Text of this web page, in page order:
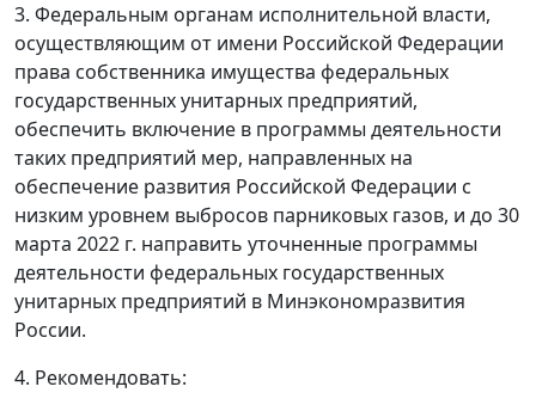
3. Федеральным органам исполнительной власти,
осуществляющим от имени Российской Федерации
права собственника имущества федеральных
государственных унитарных предприятий,
обеспечить включение в программы деятельности
таких предприятий мер, направленных на
обеспечение развития Российской Федерации с
низким уровнем выбросов парниковых газов, и до 30
марта 2022 г. направить уточненные программы
деятельности федеральных государственных
унитарных предприятий в Минэкономразвития
России.
4. Рекомендовать: